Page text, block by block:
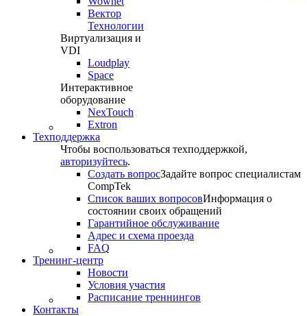
Вектор
Технологии
Виртуализация и
VDI
Loudplay
Space
Интерактивное
оборудование
NexTouch
Extron
Техподдержка
Чтобы воспользоваться техподдержкой,
авторизуйтесь.
Создать вопросЗадайте вопрос специалистам
CompTek
Список ваших вопросовИнформация о
состоянии своих обращений
Гарантийное обслуживание
Адрес и схема проезда
FAQ
Тренинг-центр
Новости
Условия участия
Расписание треннингов
Контакты